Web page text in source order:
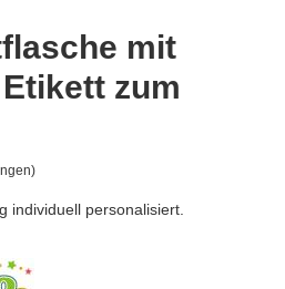
mit
zum
individuell personalisiert.